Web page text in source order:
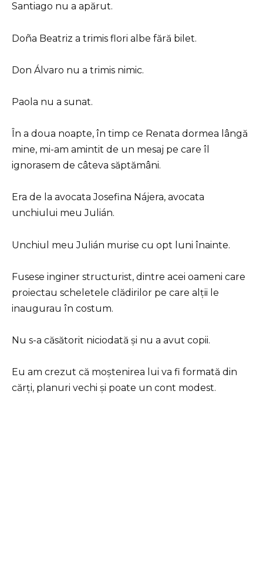
Santiago nu a apărut.
Doña Beatriz a trimis flori albe fără bilet.
Don Álvaro nu a trimis nimic.
Paola nu a sunat.
În a doua noapte, în timp ce Renata dormea lângă
mine, mi-am amintit de un mesaj pe care îl
ignorasem de câteva săptămâni.
Era de la avocata Josefina Nájera, avocata
unchiului meu Julián.
Unchiul meu Julián murise cu opt luni înainte.
Fusese inginer structurist, dintre acei oameni care
proiectau scheletele clădirilor pe care alții le
inaugurau în costum.
Nu s-a căsătorit niciodată și nu a avut copii.
Eu am crezut că moștenirea lui va fi formată din
cărți, planuri vechi și poate un cont modest.